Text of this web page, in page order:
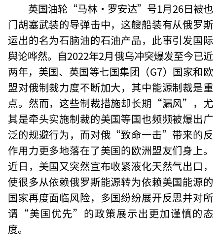
英国油轮“马林·罗安达”号1月26日被也
门胡塞武装的导弹击中，这艘船装有从俄罗斯
运出的名为石脑油的石油产品，此事引发国际
舆论哗然。自2022年2月俄乌冲突爆发至今已近
两年，美国、英国等七国集团（G7）国家和欧
盟对俄制裁力度不断加大，其中能源制裁是重
点。然而，这些制裁措施却长期“漏风”，尤
其是牵头实施制裁的美国等国也频频被爆出广
泛的规避行为，而对俄“致命一击”带来的反
作用力更多地落在了美国的欧洲盟友们身上。
近日，美国又突然宣布收紧液化天然气出口，
使很多从依赖俄罗斯能源转为依赖美国能源的
国家再度面临风险，多国纷纷展开反思并对所
谓“美国优先”的政策展示出更加谨慎的态
度。